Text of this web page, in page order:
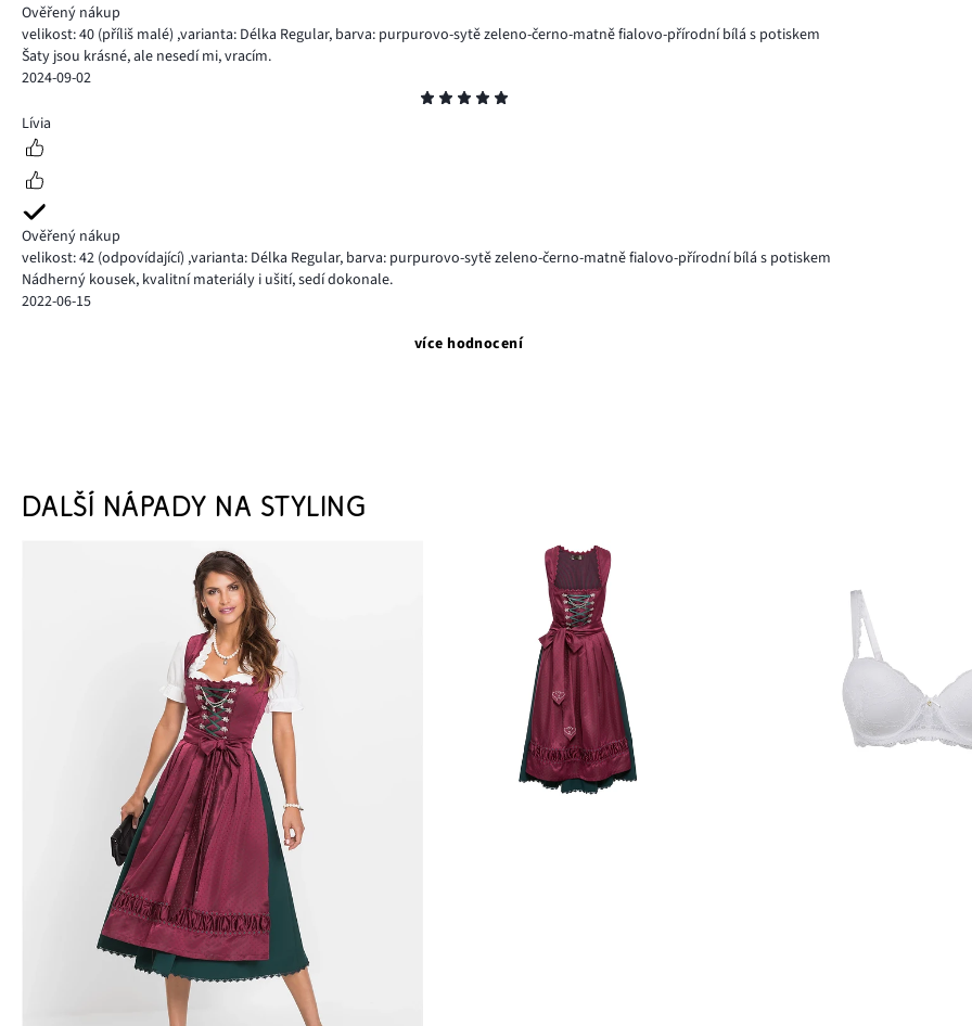
Ověřený nákup
velikost: 40 (příliš malé) ,varianta: Délka Regular, barva: purpurovo-sytě zeleno-černo-matně fialovo-přírodní bílá s potiskem
Šaty jsou krásné, ale nesedí mi, vracím.
2024-09-02
5Lívia
Ověřený nákup
velikost: 42 (odpovídající) ,varianta: Délka Regular, barva: purpurovo-sytě zeleno-černo-matně fialovo-přírodní bílá s potiskem
Nádherný kousek, kvalitní materiály i ušití, sedí dokonale.
2022-06-15
více hodnocení
DALŠÍ NÁPADY NA STYLING